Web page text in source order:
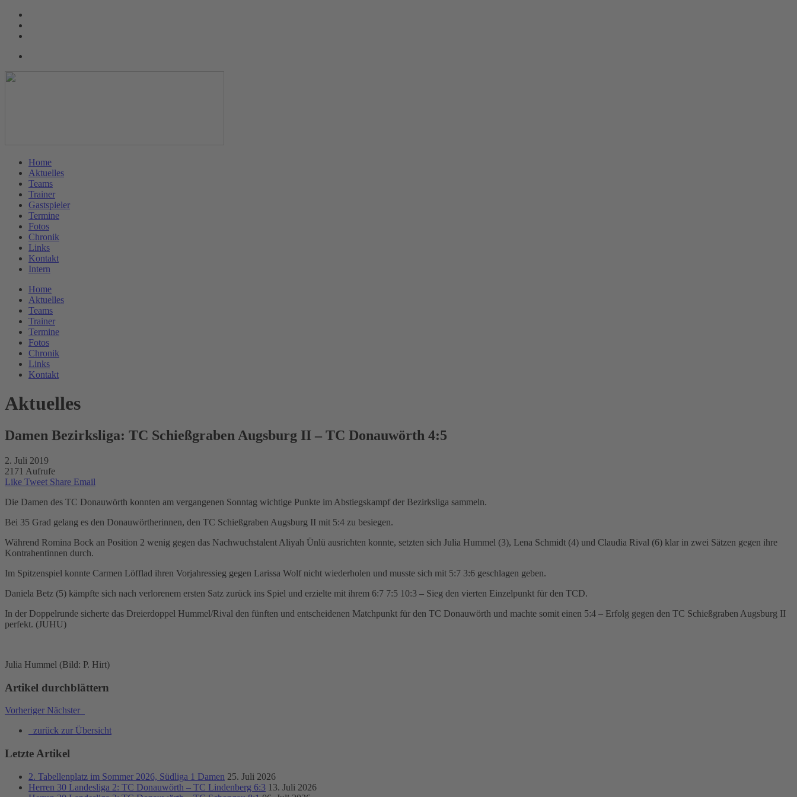
Home
Aktuelles
Teams
Trainer
Gastspieler
Termine
Fotos
Chronik
Links
Kontakt
Intern
Home
Aktuelles
Teams
Trainer
Termine
Fotos
Chronik
Links
Kontakt
Aktuelles
Damen Bezirksliga: TC Schießgraben Augsburg II – TC Donauwörth 4:5
2. Juli 2019
2171 Aufrufe
Like Tweet Share Email
Die Damen des TC Donauwörth konnten am vergangenen Sonntag wichtige Punkte im Abstiegskampf der Bezirksliga sammeln.
Bei 35 Grad gelang es den Donauwörtherinnen, den TC Schießgraben Augsburg II mit 5:4 zu besiegen.
Während Romina Bock an Position 2 wenig gegen das Nachwuchstalent Aliyah Ünlü ausrichten konnte, setzten sich Julia Hummel (3), Lena Schmidt (4) und Claudia Rival (6) klar in zwei Sätzen gegen ihre
Kontrahentinnen durch.
Im Spitzenspiel konnte Carmen Löfflad ihren Vorjahressieg gegen Larissa Wolf nicht wiederholen und musste sich mit 5:7 3:6 geschlagen geben.
Daniela Betz (5) kämpfte sich nach verlorenem ersten Satz zurück ins Spiel und erzielte mit ihrem 6:7 7:5 10:3 – Sieg den vierten Einzelpunkt für den TCD.
In der Doppelrunde sicherte das Dreierdoppel Hummel/Rival den fünften und entscheidenen Matchpunkt für den TC Donauwörth und machte somit einen 5:4 – Erfolg gegen den TC Schießgraben Augsburg II
perfekt. (JUHU)
Julia Hummel (Bild: P. Hirt)
Artikel durchblättern
Vorheriger Nächster
zurück zur Übersicht
Letzte Artikel
2. Tabellenplatz im Sommer 2026, Südliga 1 Damen 25. Juli 2026
Herren 30 Landesliga 2: TC Donauwörth – TC Lindenberg 6:3 13. Juli 2026